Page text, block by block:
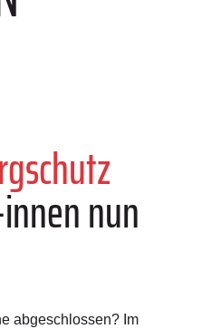
nun
abgeschlossen? Im